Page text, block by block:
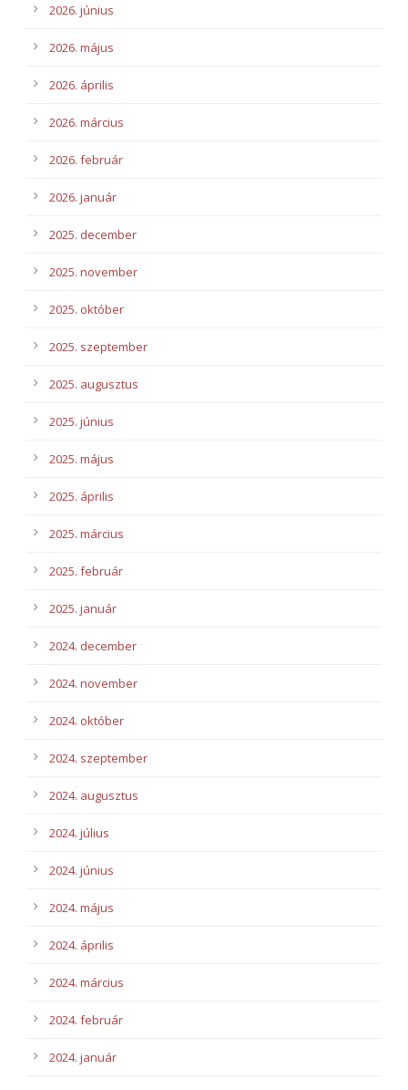
2026. június
2026. május
2026. április
2026. március
2026. február
2026. január
2025. december
2025. november
2025. október
2025. szeptember
2025. augusztus
2025. június
2025. május
2025. április
2025. március
2025. február
2025. január
2024. december
2024. november
2024. október
2024. szeptember
2024. augusztus
2024. július
2024. június
2024. május
2024. április
2024. március
2024. február
2024. január